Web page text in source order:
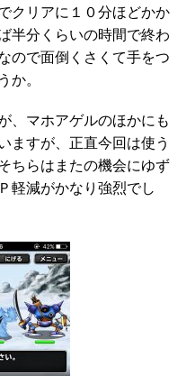
クリアに１０分ほどかか
半分くらいの時間で終わ
ので面倒くさくて手をつ
か。
、マホアゲルのほかにも
ますが、正直今回は使う
ちらはまたの機会にゆず
軽減がかなり強烈でし